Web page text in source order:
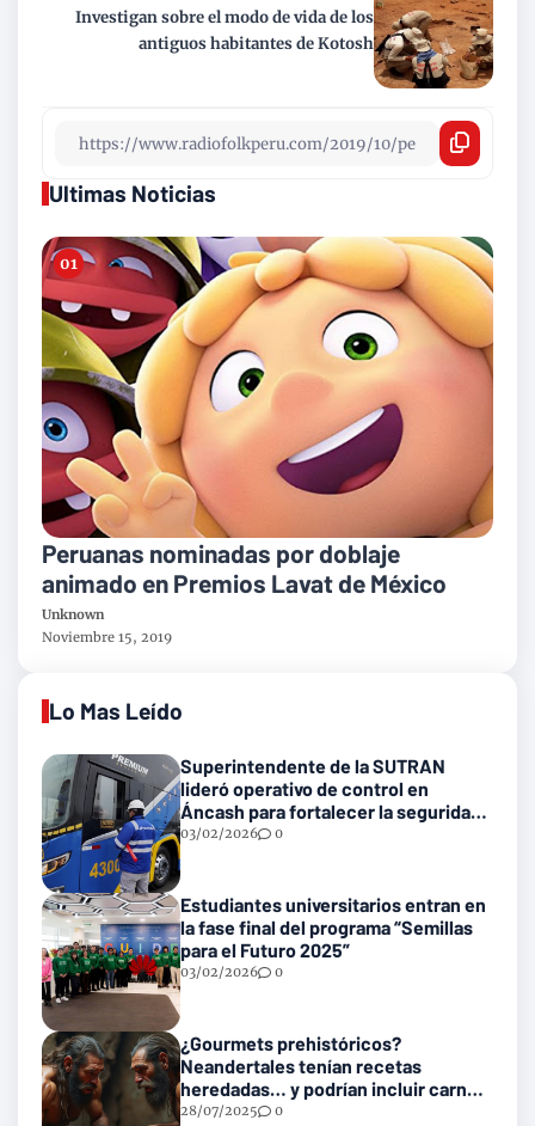
Investigan sobre el modo de vida de los
antiguos habitantes de Kotosh
Ultimas Noticias
Peruanas nominadas por doblaje
animado en Premios Lavat de México
Unknown
Noviembre 15, 2019
Lo Mas Leído
Superintendente de la SUTRAN
lideró operativo de control en
Áncash para fortalecer la seguridad
en las vías nacionales
03/02/2026 0
Estudiantes universitarios entran en
la fase final del programa “Semillas
para el Futuro 2025”
03/02/2026 0
¿Gourmets prehistóricos?
Neandertales tenían recetas
heredadas… y podrían incluir carne
con gusanos
28/07/2025 0